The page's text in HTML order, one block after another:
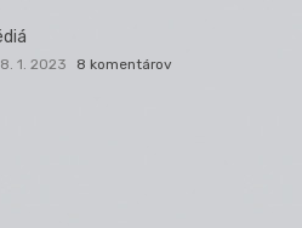
1. 2023 8 komentárov